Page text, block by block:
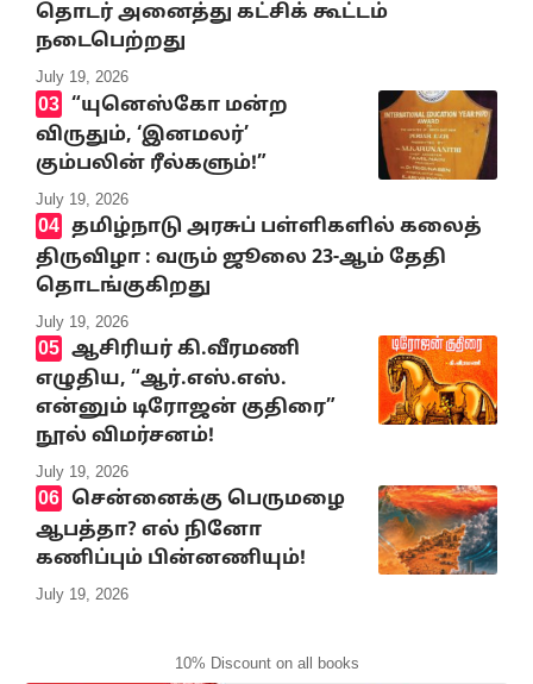
தொடர் அனைத்து கட்சிக் கூட்டம்
நடைபெற்றது
July 19, 2026
“யுனெஸ்கோ மன்ற
விருதும், ‘இனமலர்’
கும்பலின் ரீல்களும்!”
July 19, 2026
தமிழ்நாடு அரசுப் பள்ளிகளில் கலைத்
திருவிழா : வரும் ஜூலை 23-ஆம் தேதி
தொடங்குகிறது
July 19, 2026
ஆசிரியர் கி.வீரமணி
எழுதிய, “ஆர்.எஸ்.எஸ்.
என்னும் டிரோஜன் குதிரை”
நூல் விமர்சனம்!
July 19, 2026
சென்னைக்கு பெருமழை
ஆபத்தா? எல் நினோ
கணிப்பும் பின்னணியும்!
July 19, 2026
10% Discount on all books